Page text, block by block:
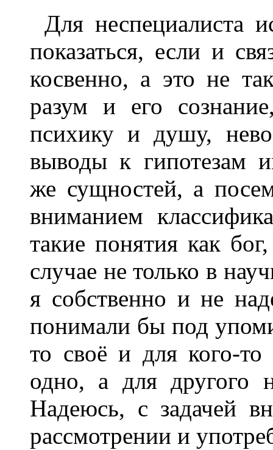
Для неспециалиста
показаться, если и
косвенно, а это не
разум и его
психику и душу,
выводы к гипотезам
же сущностей, а
вниманием
такие понятия как
случае не только в
я собственно и не
понимали бы под
то своё и для кого-
одно, а для другого
Надеюсь, с задачей
рассмотрении и